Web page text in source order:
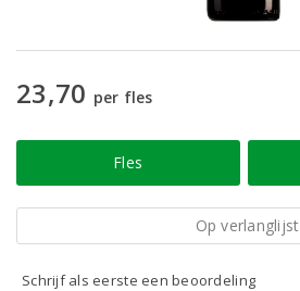
23,70 per fles
Fles
Op verlanglijst
Schrijf als eerste een beoordeling